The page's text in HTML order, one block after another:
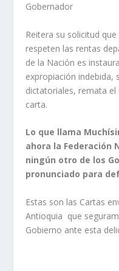
Gobernador
Reitera su solicitud
respeten las rentas
de la Nación es
expropiación indebida,
dictatoriales, remata el
carta.
Lo que llama
ahora la Federación
ningún otro de los
pronunciado para
Estas son las Cartas
Antioquia que
Gobierno ante esta